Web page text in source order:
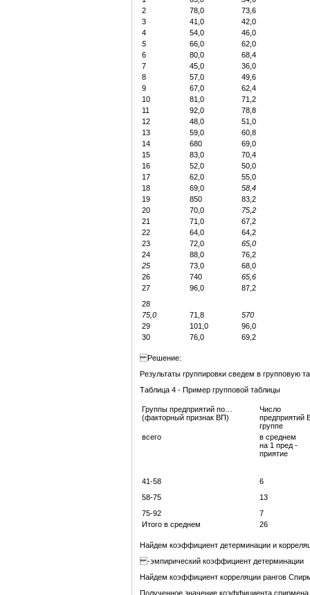
2
78,0
73,6
3
41,0
42,0
4
54,0
46,0
5
66,0
62,0
6
80,0
68,4
7
45,0
36,0
8
57,0
49,6
9
67,0
62,4
10
81,0
71,2
11
92,0
78,8
12
48,0
51,0
13
59,0
60,8
14
680
69,0
15
83,0
70,4
16
52,0
50,0
17
62,0
55,0
18
69,0
58,4
19
850
83,2
20
70,0
75,2
21
71,0
67,2
22
64,0
64,2
23
72,0
65,0
24
88,0
76,2
25
73,0
68,0
26
740
65,6
27
28
96,0 87,2
75,0 71,8
570
29
101,0
96,0
30
76,0 69,2
Решение:
Результаты группировки сведем в групповую
Таблица 4 - Пример групповой таблицы
Группы предприятий по…
(факторный признак ВП)
Число
предприятий
группе
всего
в среднем
на 1 пред -
приятие
41-58
58-75
75-92
6
13
7
Итого в среднем
26
Найдем коэффициент детерминации и
-эмпирический коэффициент детерминации
Найдем коэффициент корреляции рангов
Полученное значение коэффициента